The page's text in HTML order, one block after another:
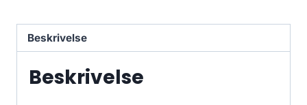
Beskrivelse
Beskrivelse